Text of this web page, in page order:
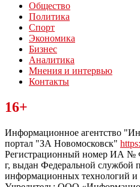
Общество
Политика
Спорт
Экономика
Бизнес
Аналитика
Мнения и интервью
Контакты
Читайте последние новости дня
“ЗаНовомосковск”
16+
Информационное агентство
портал "ЗА Новомосковск"
Регистрационный номер ИА №
г, выдан Федеральной службой
информационных технологий